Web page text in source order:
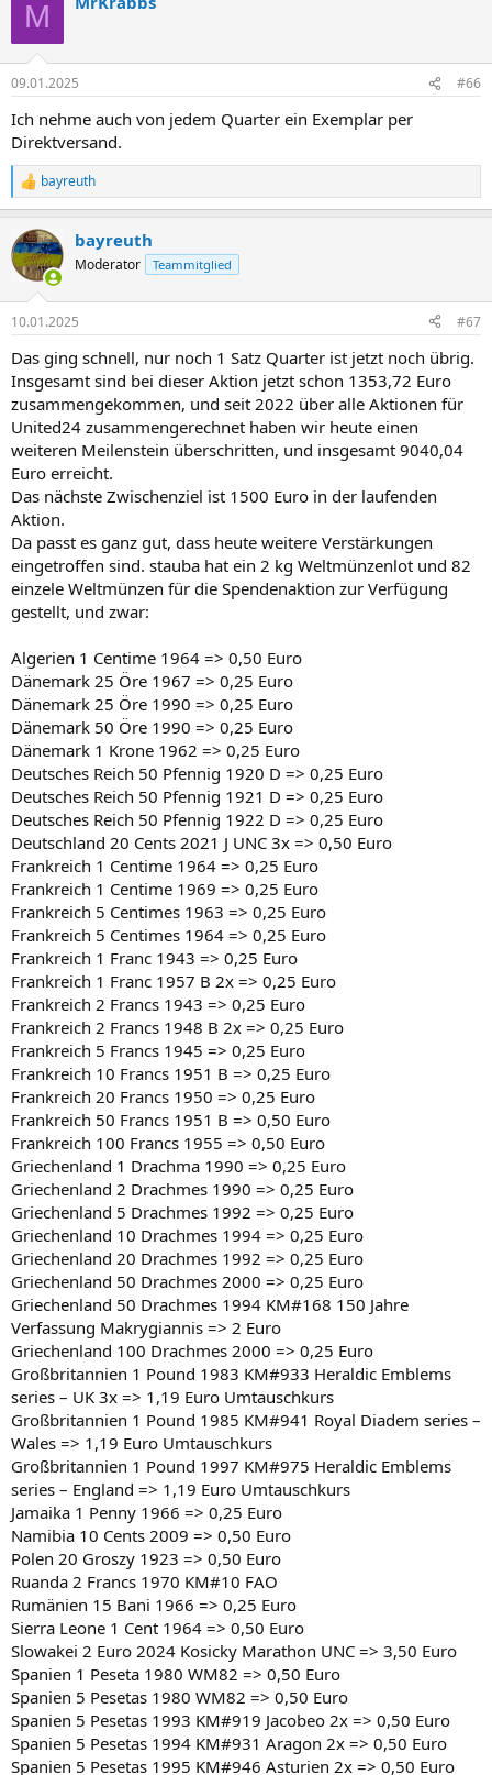
e
:
M
09.01.2025 #66
Ich nehme auch von jedem Quarter ein Exemplar per
Direktversand.
R
e
k
t
i
e
:
bayreuth
bayreuth
Moderator Teammitglied
10.01.2025 #67
Das ging schnell, nur noch 1 Satz Quarter ist jetzt noch übrig.
Insgesamt sind bei dieser Aktion jetzt schon 1353,72 Euro
zusammengekommen, und seit 2022 über alle Aktionen für
United24 zusammengerechnet haben wir heute einen
weiteren Meilenstein überschritten, und insgesamt 9040,04
Euro erreicht.
Das nächste Zwischenziel ist 1500 Euro in der laufenden
Aktion.
Da passt es ganz gut, dass heute weitere Verstärkungen
eingetroffen sind. stauba hat ein 2 kg Weltmünzenlot und 82
einzele Weltmünzen für die Spendenaktion zur Verfügung
gestellt, und zwar:
Algerien 1 Centime 1964 => 0,50 Euro
Dänemark 25 Öre 1967 => 0,25 Euro
Dänemark 25 Öre 1990 => 0,25 Euro
Dänemark 50 Öre 1990 => 0,25 Euro
Dänemark 1 Krone 1962 => 0,25 Euro
Deutsches Reich 50 Pfennig 1920 D => 0,25 Euro
Deutsches Reich 50 Pfennig 1921 D => 0,25 Euro
Deutsches Reich 50 Pfennig 1922 D => 0,25 Euro
Deutschland 20 Cents 2021 J UNC 3x => 0,50 Euro
Frankreich 1 Centime 1964 => 0,25 Euro
Frankreich 1 Centime 1969 => 0,25 Euro
Frankreich 5 Centimes 1963 => 0,25 Euro
Frankreich 5 Centimes 1964 => 0,25 Euro
Frankreich 1 Franc 1943 => 0,25 Euro
Frankreich 1 Franc 1957 B 2x => 0,25 Euro
Frankreich 2 Francs 1943 => 0,25 Euro
Frankreich 2 Francs 1948 B 2x => 0,25 Euro
Frankreich 5 Francs 1945 => 0,25 Euro
Frankreich 10 Francs 1951 B => 0,25 Euro
Frankreich 20 Francs 1950 => 0,25 Euro
Frankreich 50 Francs 1951 B => 0,50 Euro
Frankreich 100 Francs 1955 => 0,50 Euro
Griechenland 1 Drachma 1990 => 0,25 Euro
Griechenland 2 Drachmes 1990 => 0,25 Euro
Griechenland 5 Drachmes 1992 => 0,25 Euro
Griechenland 10 Drachmes 1994 => 0,25 Euro
Griechenland 20 Drachmes 1992 => 0,25 Euro
Griechenland 50 Drachmes 2000 => 0,25 Euro
Griechenland 50 Drachmes 1994 KM#168 150 Jahre
Verfassung Makrygiannis => 2 Euro
Griechenland 100 Drachmes 2000 => 0,25 Euro
Großbritannien 1 Pound 1983 KM#933 Heraldic Emblems
series – UK 3x => 1,19 Euro Umtauschkurs
Großbritannien 1 Pound 1985 KM#941 Royal Diadem series –
Wales => 1,19 Euro Umtauschkurs
Großbritannien 1 Pound 1997 KM#975 Heraldic Emblems
series – England => 1,19 Euro Umtauschkurs
Jamaika 1 Penny 1966 => 0,25 Euro
Namibia 10 Cents 2009 => 0,50 Euro
Polen 20 Groszy 1923 => 0,50 Euro
Ruanda 2 Francs 1970 KM#10 FAO
Rumänien 15 Bani 1966 => 0,25 Euro
Sierra Leone 1 Cent 1964 => 0,50 Euro
Slowakei 2 Euro 2024 Kosicky Marathon UNC => 3,50 Euro
Spanien 1 Peseta 1980 WM82 => 0,50 Euro
Spanien 5 Pesetas 1980 WM82 => 0,50 Euro
Spanien 5 Pesetas 1993 KM#919 Jacobeo 2x => 0,50 Euro
Spanien 5 Pesetas 1994 KM#931 Aragon 2x => 0,50 Euro
Spanien 5 Pesetas 1995 KM#946 Asturien 2x => 0,50 Euro